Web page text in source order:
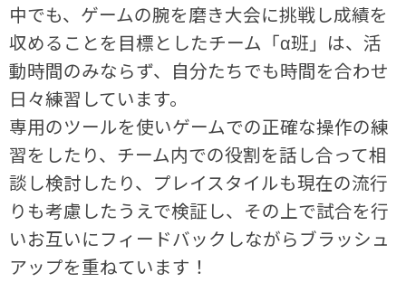
中でも、ゲームの腕を磨き大会に挑戦し成績を
収めることを目標としたチーム「α班」は、活
動時間のみならず、自分たちでも時間を合わせ
日々練習しています。
専用のツールを使いゲームでの正確な操作の練
習をしたり、チーム内での役割を話し合って相
談し検討したり、プレイスタイルも現在の流行
りも考慮したうえで検証し、その上で試合を行
いお互いにフィードバックしながらブラッシュ
アップを重ねています！